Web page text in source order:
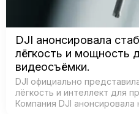
DJI анонсировала
лёгкость и мощность
видеосъёмки.
DJI официально
лёгкость и интеллект для
Компания DJI